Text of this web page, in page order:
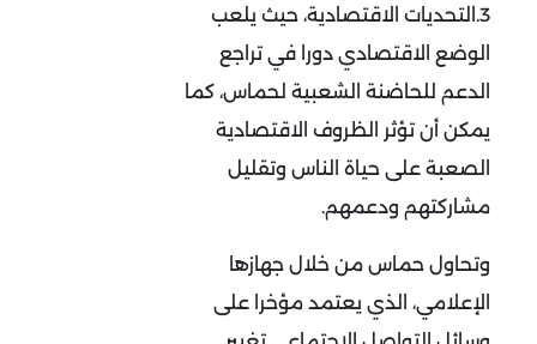
3.التحديات الاقتصادية، حيث يلعب
الوضع الاقتصادي دورا في تراجع
الدعم للحاضنة الشعبية لحماس، كما
يمكن أن تؤثر الظروف الاقتصادية
الصعبة على حياة الناس وتقليل
مشاركتهم ودعمهم.
وتحاول حماس من خلال جهازها
الإعلامي، الذي يعتمد مؤخرا على